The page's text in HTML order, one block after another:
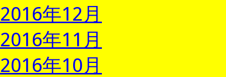
2016年12月
2016年11月
2016年10月